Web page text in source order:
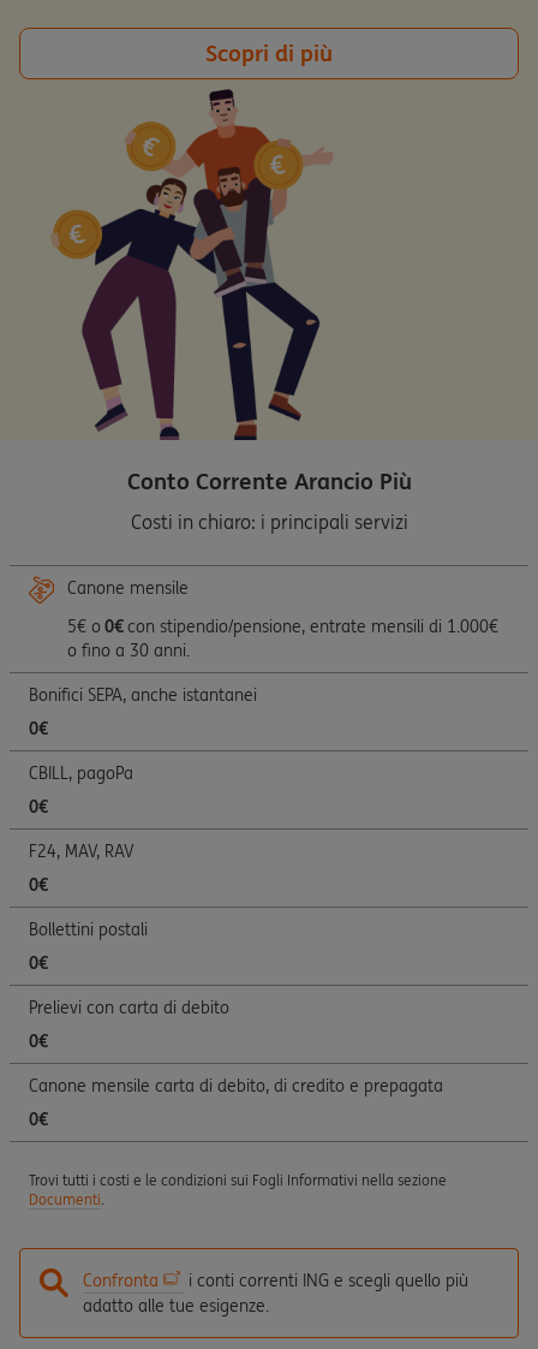
Scopri di più
Conto Corrente Arancio Più
Costi in chiaro: i principali servizi
Canone mensile
5€ o 0€con stipendio/pensione, entrate mensili di 1.000€
o fino a 30 anni.
Bonifici SEPA, anche istantanei
0€
CBILL, pagoPa
0€
F24, MAV, RAV
0€
Bollettini postali
0€
Prelievi con carta di debito
0€
Canone mensile carta di debito, di credito e prepagata
0€
Trovi tutti i costi e le condizioni sui Fogli Informativi nella sezione
Documenti.
Confronta
i conti correnti ING e scegli quello più
adatto alle tue esigenze.